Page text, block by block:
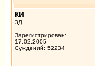
КИ
3Д
Зарегистрирован:
17.02.2005
Суждений: 52234